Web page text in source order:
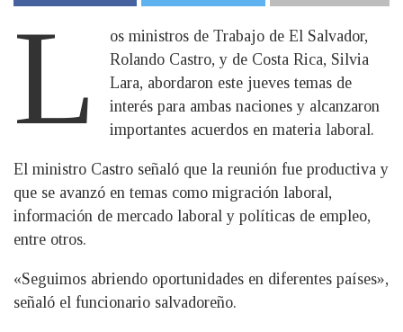
L
os ministros de Trabajo de El Salvador,
Rolando Castro, y de Costa Rica, Silvia
Lara, abordaron este jueves temas de
interés para ambas naciones y alcanzaron
importantes acuerdos en materia laboral.
El ministro Castro señaló que la reunión fue productiva y
que se avanzó en temas como migración laboral,
información de mercado laboral y políticas de empleo,
entre otros.
«Seguimos abriendo oportunidades en diferentes países»,
señaló el funcionario salvadoreño.